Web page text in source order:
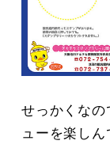
せっかくな
ューを楽し